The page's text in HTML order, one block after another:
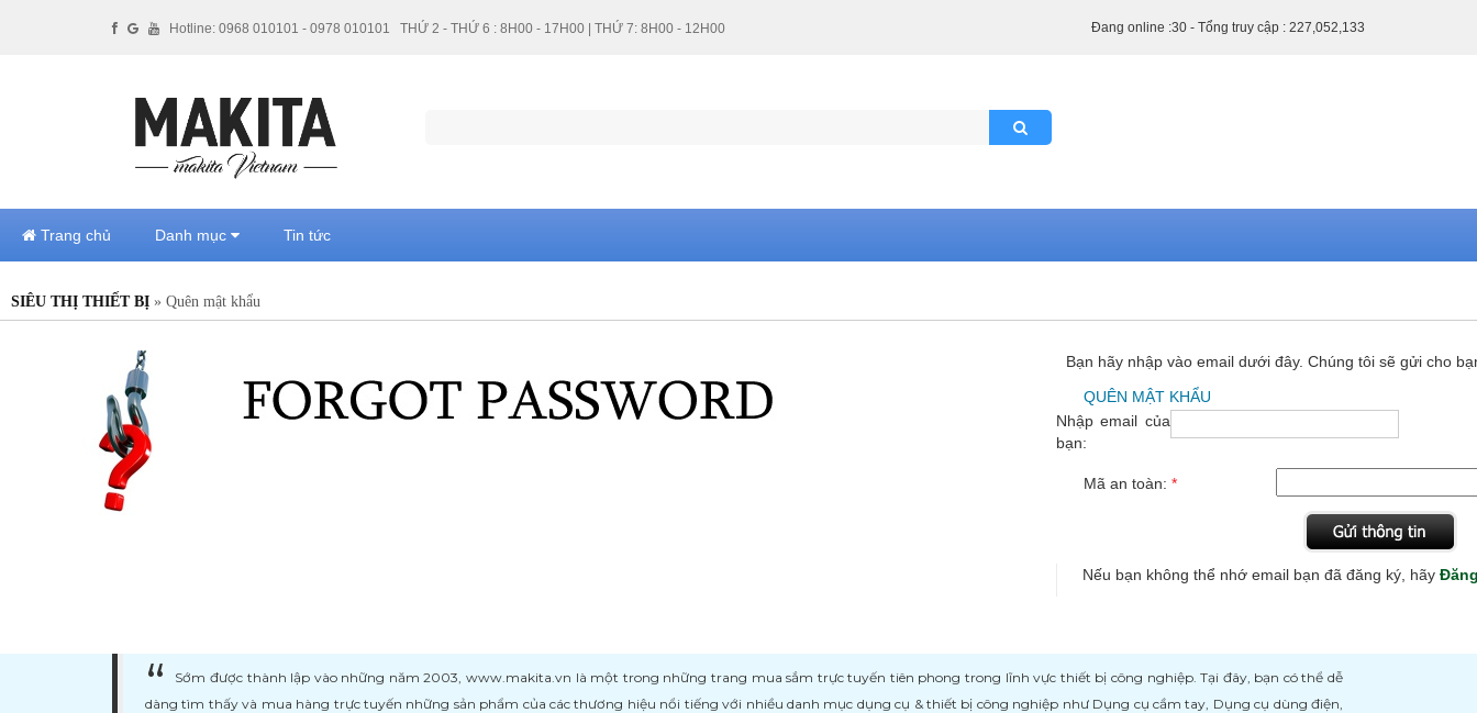
Trang chủ Danh mục Tin tức
SIÊU THỊ THIẾT BỊ » Quên mật khẩu
Bạn hãy nhập vào email dưới đây. Chúng tôi sẽ gửi cho
QUÊN MẬT KHẨU
Nhập email của
bạn:
Mã an toàn: *
Nếu bạn không thể nhớ email bạn đã đăng ký, hãy
Sớm được thành lập vào những năm 2003, www.makita.vn là một trong những trang mua sắm trực tuyến tiên phong trong lĩnh vực thiết bị công nghiệp. Tại đây, bạn có thể dễ
dàng tìm thấy và mua hàng trực tuyến những sản phẩm của các thương hiệu nổi tiếng với nhiều danh mục dụng cụ & thiết bị công nghiệp như Dụng cụ cầm tay, Dụng cụ dùng điện,
Hotline: 0968 010101 - 0978 010101 THỨ 2 - THỨ 6 : 8H00 - 17H00 | THỨ 7: 8H00 - 12H00 Đang online :30 - Tổng truy cập : 227,052,133